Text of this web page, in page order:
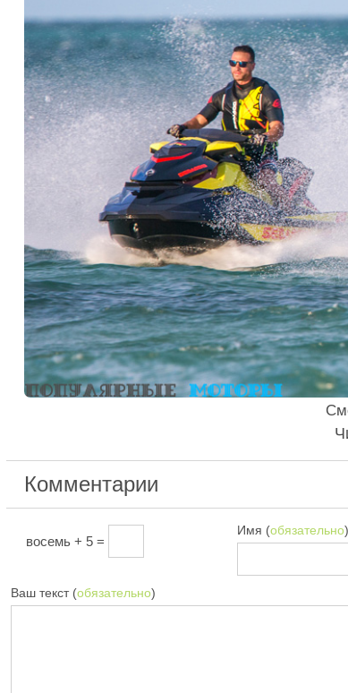
Комментарии
Имя (обязательно)
восемь + 5 =
Ваш текст (обязательно)